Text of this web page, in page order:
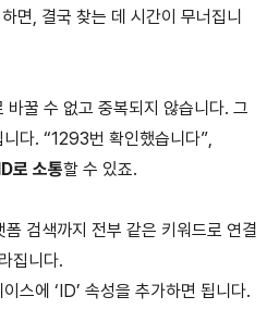
면, 결국 찾는 데 시간이 무너집니
꿀 수 없고 중복되지 않습니다. 그
다. “1293번 확인했습니다”,
로 소통할 수 있죠.
검색까지 전부 같은 키워드로 연결
집니다.
스에 ‘ID’ 속성을 추가하면 됩니다.